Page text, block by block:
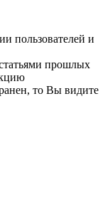
пользователей и
прошлых
то Вы видите